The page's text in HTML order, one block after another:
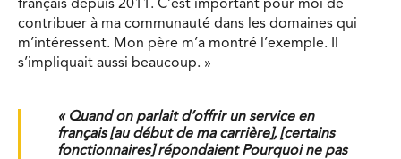
français depuis 2011. C’est important pour moi de
contribuer à ma communauté dans les domaines qui
m’intéressent. Mon père m’a montré l’exemple. Il
s’impliquait aussi beaucoup. »
« Quand on parlait d’offrir un service en
français [au début de ma carrière], [certains
fonctionnaires] répondaient Pourquoi ne pas